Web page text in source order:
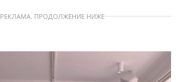
РЕКЛАМА. ПРОДОЛЖЕНИЕ НИЖЕ